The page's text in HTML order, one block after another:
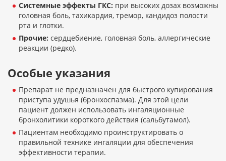
Системные эффекты ГКС: при высоких дозах возможны
головная боль, тахикардия, тремор, кандидоз полости
рта и глотки.
Прочие: сердцебиение, головная боль, аллергические
реакции (редко).
Особые указания
Препарат не предназначен для быстрого купирования
приступа удушья (бронхоспазма). Для этой цели
пациент должен использовать ингаляционные
бронхолитики короткого действия (сальбутамол).
Пациентам необходимо проинструктировать о
правильной технике ингаляции для обеспечения
эффективности терапии.